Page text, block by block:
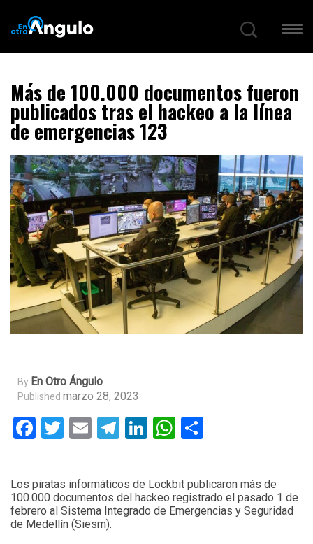
Más de 100.000 documentos fueron
publicados tras el hackeo a la línea
de emergencias 123
By En Otro Ángulo
Published marzo 28, 2023
Facebook
Twitter
EmailTelegram
LinkedIn
WhatsApp
Los piratas informáticos de Lockbit publicaron más de
100.000 documentos del hackeo registrado el pasado 1 de
febrero al Sistema Integrado de Emergencias y Seguridad
de Medellín (Siesm).